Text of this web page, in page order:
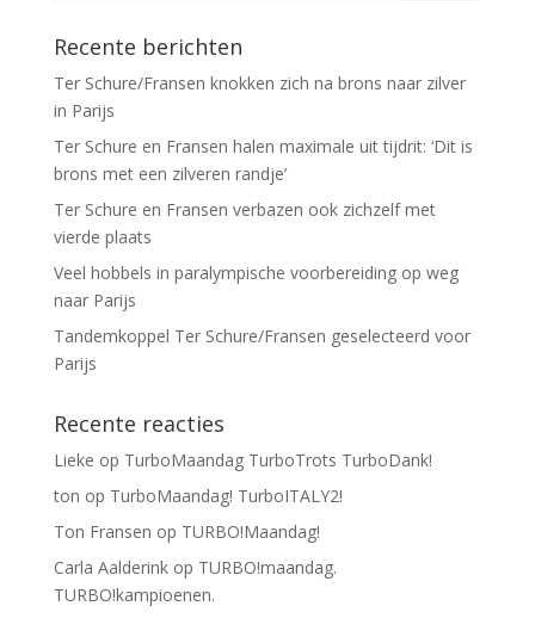
Recente berichten
Ter Schure/Fransen knokken zich na brons naar zilver
in Parijs
Ter Schure en Fransen halen maximale uit tijdrit: ‘Dit is
brons met een zilveren randje’
Ter Schure en Fransen verbazen ook zichzelf met
vierde plaats
Veel hobbels in paralympische voorbereiding op weg
naar Parijs
Tandemkoppel Ter Schure/Fransen geselecteerd voor
Parijs
Recente reacties
Lieke op TurboMaandag TurboTrots TurboDank!
ton op TurboMaandag! TurboITALY2!
Ton Fransen op TURBO!Maandag!
Carla Aalderinkop TURBO!maandag.
TURBO!kampioenen.